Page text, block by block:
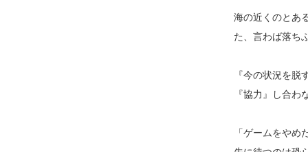
海の近くのとあ
た、言わば落ち
『今の状況を
『協力』し合わ
「ゲームをや